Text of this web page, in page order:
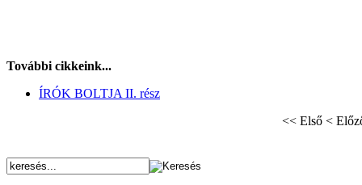
További cikkeink...
ÍRÓK BOLTJA II. rész
<< Első <